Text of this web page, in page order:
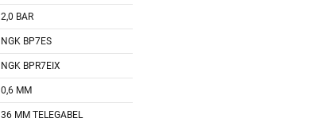
2,0 BAR
NGK BP7ES
NGK BPR7EIX
0,6 MM
36 MM TELEGABEL